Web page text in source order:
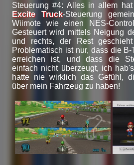
Steuerung #4: Alles in allem
Excite Truck-Steuerung
Wiimote wie einen NES-
Gesteuert wird mittels Neigung
und rechts, der Rest geschieht
Problematisch ist nur, dass die
erreichen ist, und dass die
einfach nicht überzeugt, ich
hatte nie wirklich das Gefühl,
über mein Fahrzeug zu haben!